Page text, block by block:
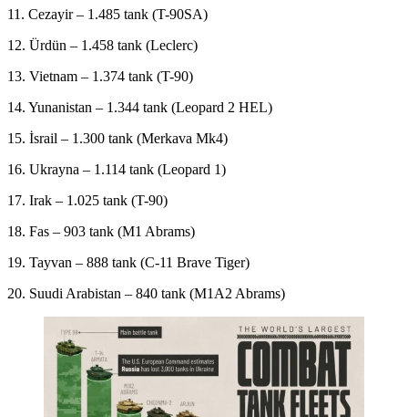
11. Cezayir – 1.485 tank (T-90SA)
12. Ürdün – 1.458 tank (Leclerc)
13. Vietnam – 1.374 tank (T-90)
14. Yunanistan – 1.344 tank (Leopard 2 HEL)
15. İsrail – 1.300 tank (Merkava Mk4)
16. Ukrayna – 1.114 tank (Leopard 1)
17. Irak – 1.025 tank (T-90)
18. Fas – 903 tank (M1 Abrams)
19. Tayvan – 888 tank (C-11 Brave Tiger)
20. Suudi Arabistan – 840 tank (M1A2 Abrams)